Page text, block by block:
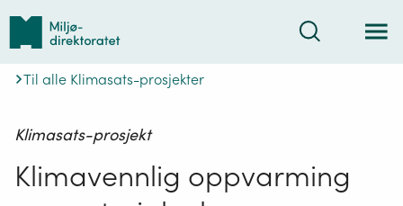
Tilbake
forsiden
Søk
Til alle Klimasats-prosjekter
Klimasats-prosjekt
Klimavennlig oppvarming